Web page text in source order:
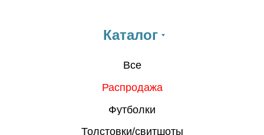
Все
Распродажа
Футболки
Каталог
Толстовки/свитшоты